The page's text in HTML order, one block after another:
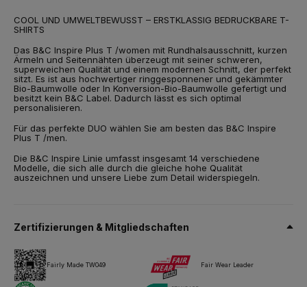
XS,S,M, L,XL,2XL
175 g/m²
Verpackung
10 St./Polybeutel & 50 St./Karton
Pflegehinweise
Alle unsere Produkte sind für alle Drucktechniken getestet und
zugelassen.
COOL UND UMWELTBEWUSST – ERSTKLASSIG BEDRUCKBARE T-
SHIRTS
Das B&C Inspire Plus T /women mit Rundhalsausschnitt, kurzen
Ärmeln und Seitennähten überzeugt mit seiner schweren,
superweichen Qualität und einem modernen Schnitt, der perfekt
sitzt. Es ist aus hochwertiger ringgesponnener und gekämmter
Bio-Baumwolle oder In Konversion-Bio-Baumwolle gefertigt und
besitzt kein B&C Label. Dadurch lässt es sich optimal
personalisieren.
Für das perfekte DUO wählen Sie am besten das B&C Inspire
Plus T /men.
Die B&C Inspire Linie umfasst insgesamt 14 verschiedene
Modelle, die sich alle durch die gleiche hohe Qualität
auszeichnen und unsere Liebe zum Detail widerspiegeln.
Zertifizierungen & Mitgliedschaften
Fairly Made TW049 Fair Wear Leader